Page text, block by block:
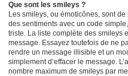
Que sont les smileys ?
Les smileys, ou émoticônes, sont
des sentiments avec un code
triste. La liste complète des smileys
message. Essayez toutefois de ne
rendre un message illisible et un
simplement d’effacer le message.
nombre maximum de smileys par